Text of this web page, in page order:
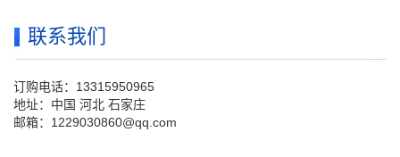
联系我们
订购电话：13315950965
地址：中国 河北 石家庄
邮箱：1229030860@qq.com